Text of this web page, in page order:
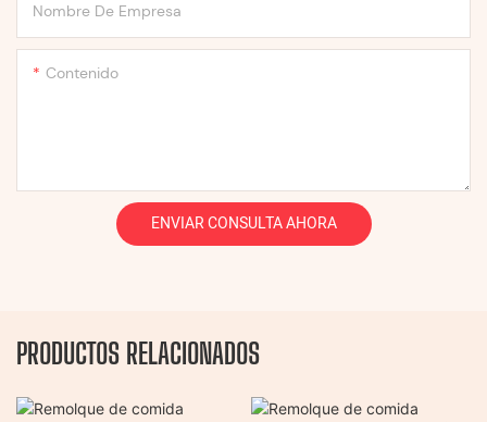
Nombre De Empresa
Contenido
ENVIAR CONSULTA AHORA
PRODUCTOS RELACIONADOS